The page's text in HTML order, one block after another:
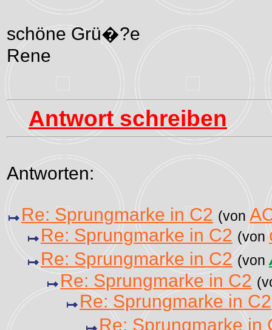
schöne Grü�?e
Rene
Antwort schreiben
Antworten:
Re: Sprungmarke in C2 (von
Re: Sprungmarke in C2 (von
Re: Sprungmarke in C2 (von
Re: Sprungmarke in C2
Re: Sprungmarke in C2
Re: Sprungmarke in